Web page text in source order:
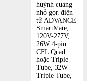
huỳnh quang
nhỏ gọn điện
tử ADVANCE
SmartMate,
120V-277V,
26W 4-pin
CFL Quad
hoặc Triple
Tube, 32W
Triple Tube,